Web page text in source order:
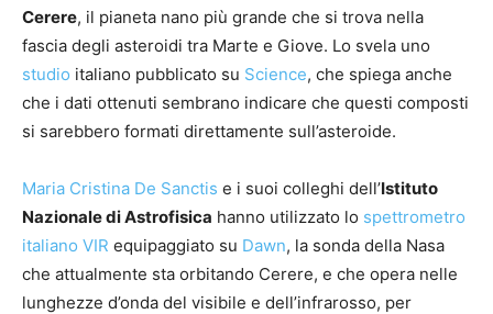
Cerere, il pianeta nano più grande che si trova nella
fascia degli asteroidi tra Marte e Giove. Lo svela uno
studio italiano pubblicato su Science, che spiega anche
che i dati ottenuti sembrano indicare che questi composti
si sarebbero formati direttamente sull’asteroide.
Maria Cristina De Sanctis e i suoi colleghi dell’Istituto
Nazionale di Astrofisica hanno utilizzato lo spettrometro
italiano VIR equipaggiato su Dawn, la sonda della Nasa
che attualmente sta orbitando Cerere, e che opera nelle
lunghezze d’onda del visibile e dell’infrarosso, per